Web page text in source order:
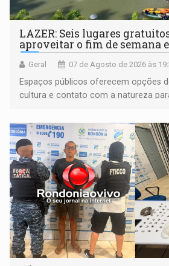
LAZER: Seis lugares
aproveitar o fim de semana
Geral 07 de Agosto de 2026 às
Espaços públicos oferecem opções
cultura e contato com a natureza